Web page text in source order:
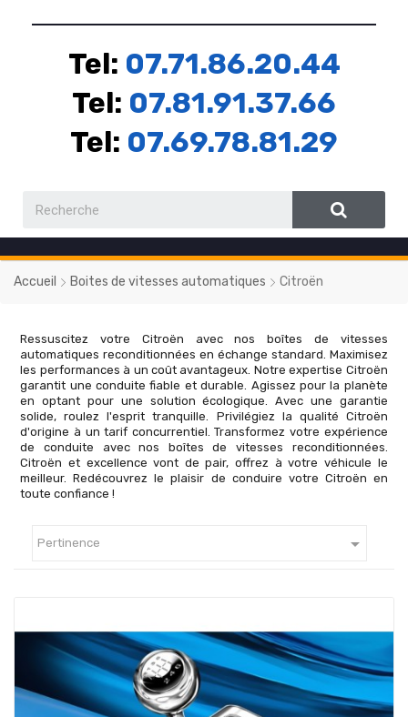
Tel: 07.71.86.20.44
Tel: 07.81.91.37.66
Tel: 07.69.78.81.29
Accueil Boites de vitesses automatiques Citroën
Ressuscitez votre Citroën avec nos boîtes de vitesses
automatiques reconditionnées en échange standard. Maximisez
les performances à un coût avantageux. Notre expertise Citroën
garantit une conduite fiable et durable. Agissez pour la planète
en optant pour une solution écologique. Avec une garantie
solide, roulez l'esprit tranquille. Privilégiez la qualité Citroën
d'origine à un tarif concurrentiel. Transformez votre expérience
de conduite avec nos boîtes de vitesses reconditionnées.
Citroën et excellence vont de pair, offrez à votre véhicule le
meilleur. Redécouvrez le plaisir de conduire votre Citroën en
toute confiance !
Pertinence 